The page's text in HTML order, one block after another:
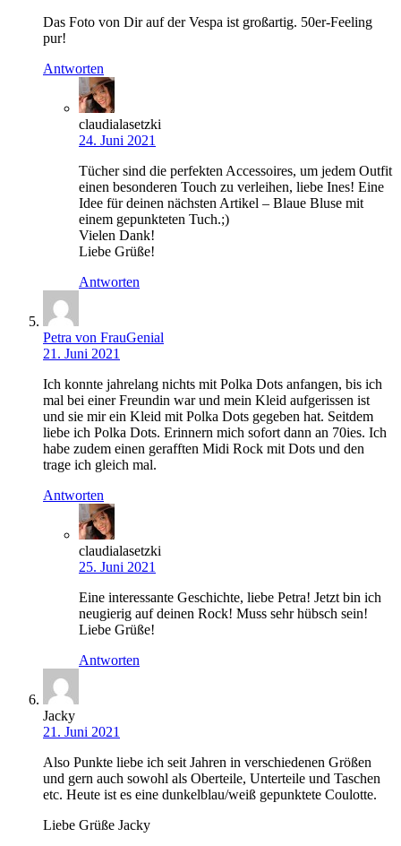
Das Foto von Dir auf der Vespa ist großartig. 50er-Feeling
pur!
Antworten
claudialasetzki
24. Juni 2021
Tücher sind die perfekten Accessoires, um jedem Outfit
einen besonderen Touch zu verleihen, liebe Ines! Eine
Idee für deinen nächsten Artikel – Blaue Bluse mit
einem gepunkteten Tuch.;)
Vielen Dank!
Liebe Grüße!
Antworten
Petra von FrauGenial
21. Juni 2021
Ich konnte jahrelang nichts mit Polka Dots anfangen, bis ich
mal bei einer Freundin war und mein Kleid aufgerissen ist
und sie mir ein Kleid mit Polka Dots gegeben hat. Seitdem
liebe ich Polka Dots. Erinnern mich sofort dann an 70ies. Ich
habe zudem einen gerafften Midi Rock mit Dots und den
trage ich gleich mal.
Antworten
claudialasetzki
25. Juni 2021
Eine interessante Geschichte, liebe Petra! Jetzt bin ich
neugierig auf deinen Rock! Muss sehr hübsch sein!
Liebe Grüße!
Antworten
Jacky
21. Juni 2021
Also Punkte liebe ich seit Jahren in verschiedenen Größen
und gern auch sowohl als Oberteile, Unterteile und Taschen
etc. Heute ist es eine dunkelblau/weiß gepunktete Coulotte.
Liebe Grüße Jacky